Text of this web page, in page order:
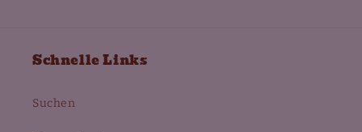
Schnelle Links
Suchen